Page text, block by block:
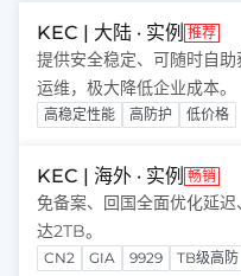
KEC | 大陆 · 实例 推荐
提供安全稳定、可随时自
运维，极大降低企业成本。
高稳定性能 高防护 低价格
KEC | 海外 · 实例 畅销
免备案、回国全面优化延
达2TB。
CN2 GIA 9929 TB级高防